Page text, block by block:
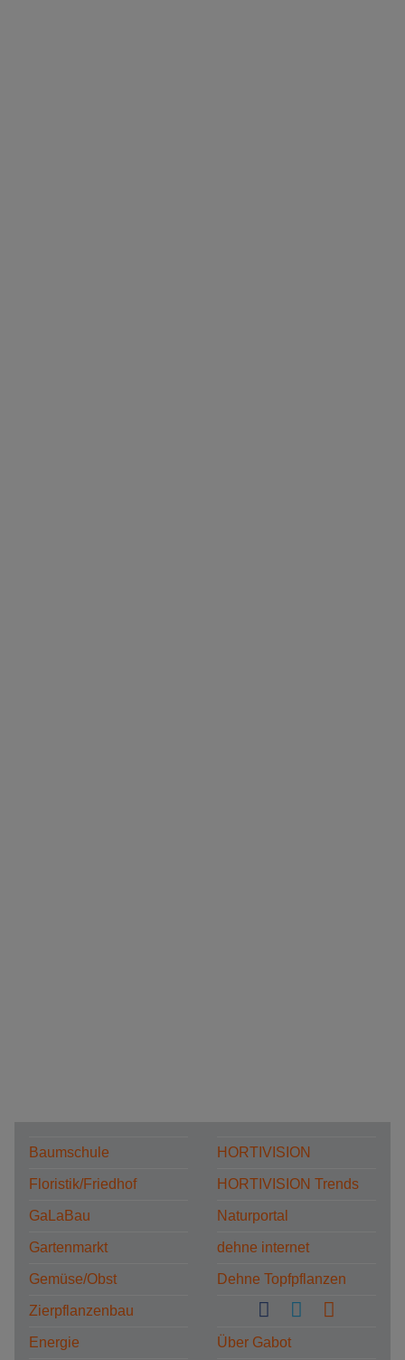
Baumschule
Floristik/Friedhof
GaLaBau
Gartenmarkt
Gemüse/Obst
Zierpflanzenbau
Energie
HORTIVISION
HORTIVISION Trends
Naturportal
dehne internet
Dehne Topfpflanzen
Über Gabot